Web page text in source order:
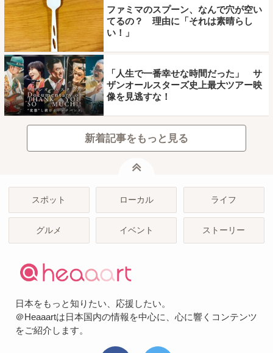
ファミマのスプーン、なんで穴が空い
てるの？ 理由に「それは素晴らし
い！」
「人生で一番幸せな時間だった」 サ
ザンオールスターズ史上最大ツアー映
像を見逃すな！
新着記事をもっと見る
スポット ローカル ライフ
グルメ イベント ストーリー
日本をもっと知りたい、応援したい。
＠Heaaartは日本国内の情報を中心に、心に響くコンテンツ
をご紹介します。